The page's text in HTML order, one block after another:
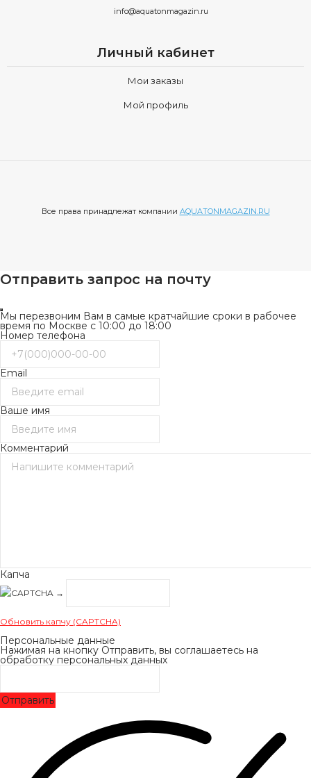
info@aquatonmagazin.ru
Личный кабинет
Мои заказы
Мой профиль
Все права принадлежат компании AQUATONMAGAZIN.RU
Отправить запрос на почту
Мы перезвоним Вам в самые кратчайшие сроки в рабочее
время по Москве с 10:00 до 18:00
Номер телефона
Email
Ваше имя
Комментарий
Капча
→
Обновить капчу (CAPTCHA)
Персональные данные
Нажимая на кнопку Отправить, вы соглашаетесь на
обработку персональных данных
Отправить